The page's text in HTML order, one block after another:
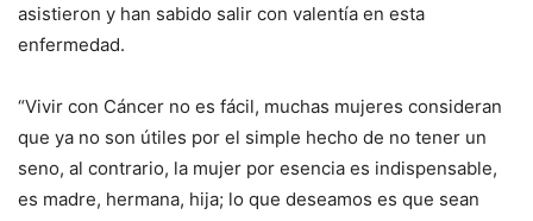
asistieron y han sabido salir con valentía en esta
enfermedad.
“Vivir con Cáncer no es fácil, muchas mujeres consideran
que ya no son útiles por el simple hecho de no tener un
seno, al contrario, la mujer por esencia es indispensable,
es madre, hermana, hija; lo que deseamos es que sean